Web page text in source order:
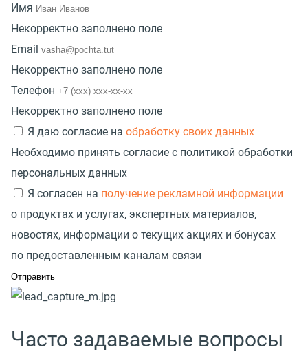
Имя
Некорректно заполнено поле
Email
Некорректно заполнено поле
Телефон
Некорректно заполнено поле
Я даю согласие на обработку своих данных
Необходимо принять согласие с политикой обработки
персональных данных
Я согласен на получение рекламной информации
о продуктах и услугах, экспертных материалов,
новостях, информации о текущих акциях и бонусах
по предоставленным каналам связи
Часто задаваемые вопросы